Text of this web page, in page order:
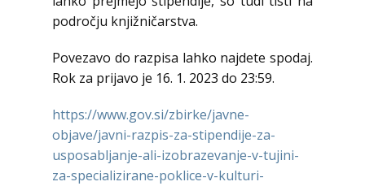
področju knjižničarstva.
Povezavo do razpisa lahko najdete spodaj.
Rok za prijavo je 16. 1. 2023 do 23:59.
https://www.gov.si/zbirke/javne-
objave/javni-razpis-za-stipendije-za-
usposabljanje-ali-izobrazevanje-v-tujini-
za-specializirane-poklice-v-kulturi-